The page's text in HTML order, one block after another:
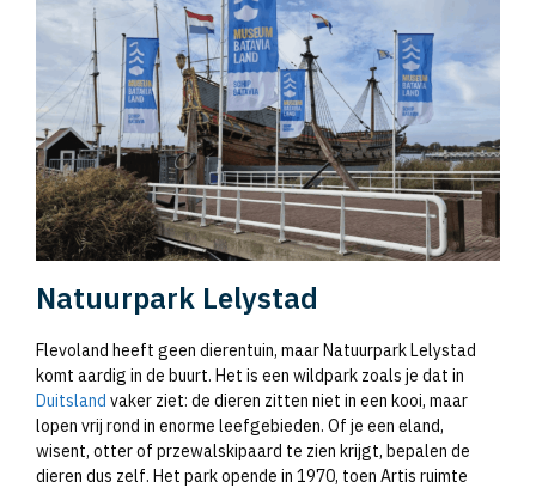
Natuurpark Lelystad
Flevoland heeft geen dierentuin, maar Natuurpark Lelystad
komt aardig in de buurt. Het is een wildpark zoals je dat in
Duitsland vaker ziet: de dieren zitten niet in een kooi, maar
lopen vrij rond in enorme leefgebieden. Of je een eland,
wisent, otter of przewalskipaard te zien krijgt, bepalen de
dieren dus zelf. Het park opende in 1970, toen Artis ruimte